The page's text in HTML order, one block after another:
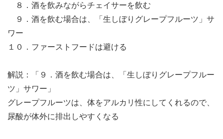
８．酒を飲みながらチェイサーを飲む
９．酒を飲む場合は、「生しぼりグレープフルーツ」サ
ワー
１０．ファーストフードは避ける
解説：「９．酒を飲む場合は、「生しぼりグレープフルー
ツ」サワー」
グレープフルーツは、体をアルカリ性にしてくれるので、
尿酸が体外に排出しやすくなる